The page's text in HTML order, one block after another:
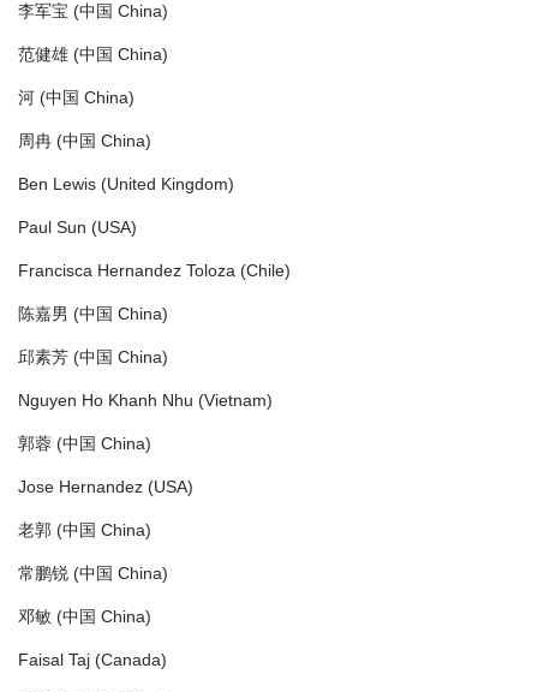
李军宝 (中国 China)
范健雄 (中国 China)
河 (中国 China)
周冉 (中国 China)
Ben Lewis (United Kingdom)
Paul Sun (USA)
Francisca Hernandez Toloza (Chile)
陈嘉男 (中国 China)
邱素芳 (中国 China)
Nguyen Ho Khanh Nhu (Vietnam)
郭蓉 (中国 China)
Jose Hernandez (USA)
老郭 (中国 China)
常鹏锐 (中国 China)
邓敏 (中国 China)
Faisal Taj (Canada)